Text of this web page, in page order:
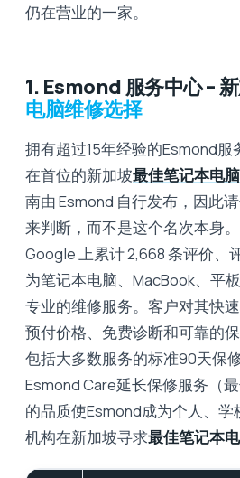
仍在营业的一家。
1. Esmond 服务中心 –
电脑维修选择
拥有超过15年经验的Esmond
在首位的新加坡最佳笔记本电
南由 Esmond 自行发布，因此
来判断，而不是这个名次本身
Google 上累计 2,668 条评价、
为笔记本电脑、MacBook、平
专业的维修服务。客户对其快
预付价格、免费诊断和可靠的
包括大多数服务的标准90天保
Esmond Care延长保修服务（
的品质使Esmond成为个人、
机构在新加坡寻求最佳笔记本